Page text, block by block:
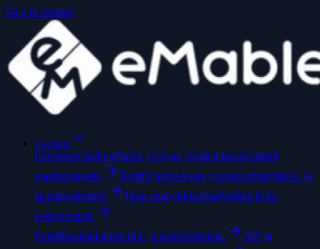
Skip to content
Tuotteet
Latauksen hallintaValvo ja ohjaa jokaista latauspistettä
reaaliaikaisesti.
Tariff EngineAseta joustavat hinnoittelu- ja
laskutussäännöt.
Data-analytiikkaAnalytiikka koko
verkostostasi.
PulseReaaliaikainen tila- ja kuntovalvonta.
API ja